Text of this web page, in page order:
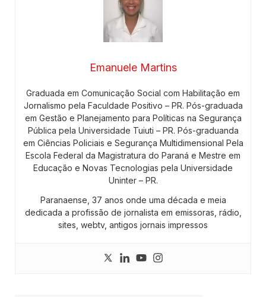
Emanuele Martins
Graduada em Comunicação Social com Habilitação em
Jornalismo pela Faculdade Positivo – PR. Pós-graduada
em Gestão e Planejamento para Políticas na Segurança
Pública pela Universidade Tuiuti – PR. Pós-graduanda
em Ciências Policiais e Segurança Multidimensional Pela
Escola Federal da Magistratura do Paraná e Mestre em
Educação e Novas Tecnologias pela Universidade
Uninter – PR.
Paranaense, 37 anos onde uma década e meia
dedicada a profissão de jornalista em emissoras, rádio,
sites, webtv, antigos jornais impressos